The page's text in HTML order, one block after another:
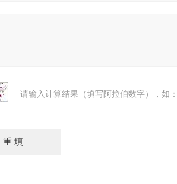
请输入计算结果（填写阿拉伯数字），如